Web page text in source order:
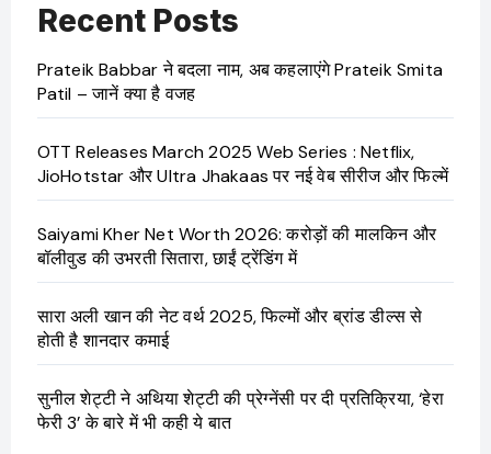
Recent Posts
Prateik Babbar ने बदला नाम, अब कहलाएंगे Prateik Smita
Patil – जानें क्या है वजह
OTT Releases March 2025 Web Series : Netflix,
JioHotstar और Ultra Jhakaas पर नई वेब सीरीज और फिल्में
Saiyami Kher Net Worth 2026: करोड़ों की मालकिन और
बॉलीवुड की उभरती सितारा, छाईं ट्रेंडिंग में
सारा अली खान की नेट वर्थ 2025, फिल्मों और ब्रांड डील्स से
होती है शानदार कमाई
सुनील शेट्टी ने अथिया शेट्टी की प्रेग्नेंसी पर दी प्रतिक्रिया, ‘हेरा
फेरी 3’ के बारे में भी कही ये बात